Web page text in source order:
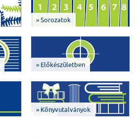
» Sorozatok
» Előkészületben
» Könyvutalványok